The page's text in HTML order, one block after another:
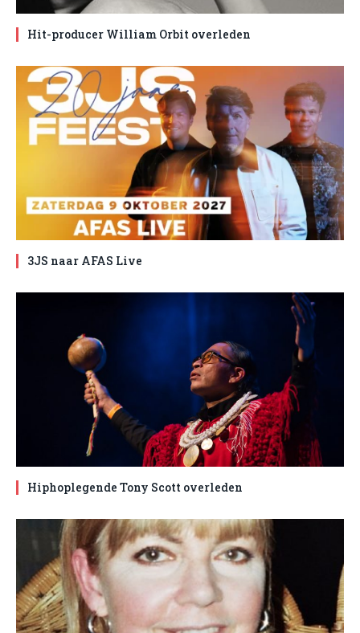
Hit-producer William Orbit overleden
3JS naar AFAS Live
Hiphoplegende Tony Scott overleden